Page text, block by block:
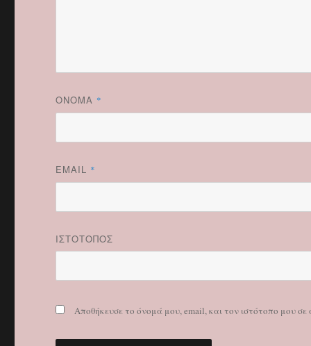
ΌΝΟΜΑ *
EMAIL *
ΙΣΤΌΤΟΠΟΣ
Αποθήκευσε το όνομά μου, email, και τον ιστότοπο μου